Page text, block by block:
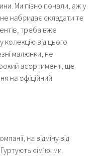
Ми пізно почали, аж у
набридає складати те
треба вже
від цього
малюнки, не
асортимент, ще
на офіційний
на відміну від
сім’ю: ми